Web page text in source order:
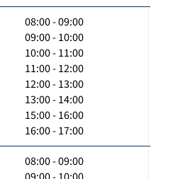
08:00 - 09:00
09:00 - 10:00
10:00 - 11:00
11:00 - 12:00
12:00 - 13:00
13:00 - 14:00
15:00 - 16:00
16:00 - 17:00
08:00 - 09:00